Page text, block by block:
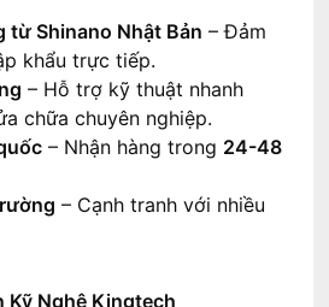
từ Shinano Nhật Bản – Đảm
khẩu trực tiếp.
– Hỗ trợ kỹ thuật nhanh
chữa chuyên nghiệp.
– Nhận hàng trong 24-48
– Cạnh tranh với nhiều
Kỹ Nghệ Kingtech